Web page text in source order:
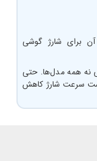
آن برای شارژ گوشی
نه همه مدل‌ها. حتی
سرعت شارژ کاهش